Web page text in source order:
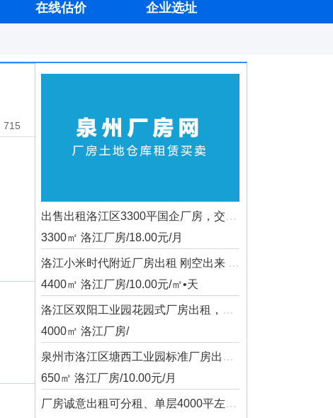
在线估价 企业选址
715
出售出租洛江区3300平国企厂房，交通便利，可环评
3300㎡ 洛江厂房/18.00元/月
洛江小米时代附近厂房出租 刚空出来 3-6楼
4400㎡ 洛江厂房/10.00元/㎡•天
洛江区双阳工业园花园式厂房出租，免租期一个月
4000㎡ 洛江厂房/
泉州市洛江区塘西工业园标准厂房出租 万鸿医院旁100米
650㎡ 洛江厂房/10.00元/月
厂房诚意出租可分租、单层4000平左右。中介勿扰！